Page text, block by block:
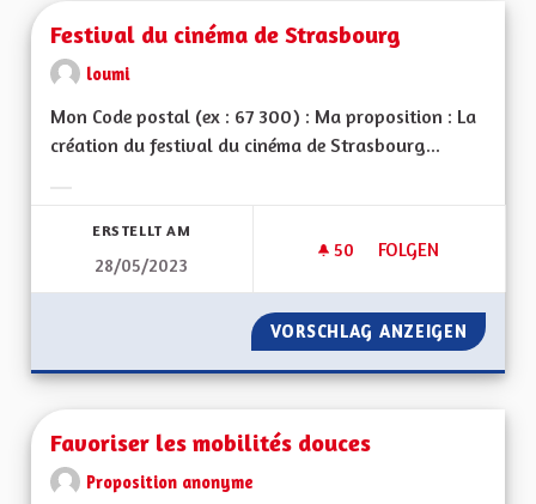
Festival du cinéma de Strasbourg
loumi
Mon Code postal (ex : 67 300) : Ma proposition : La
création du festival du cinéma de Strasbourg...
ERSTELLT AM
28/05/2023
50 50 FOLLOWER
FOLGEN
FESTIVAL DU
VORSCHLAG ANZEIGEN
Favoriser les mobilités douces
Proposition anonyme